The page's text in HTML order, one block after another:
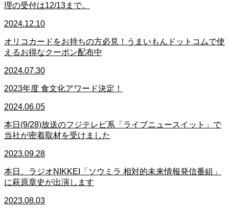
理の受付は12/13まで。
2024.12.10
オリコカードをお持ちの方必見！うまいもんドットコムで使
えるお得なクーポン配布中
2024.07.30
2023年度 食文化アワード決定！
2024.06.05
本日(9/28)放送のフジテレビ系「ライブニュースイット」で
当社が密着取材を受けました
2023.09.28
本日、ラジオNIKKEI「ソウミラ 相対的未来情報発信番組」
に萩原章史が出演します
2023.08.03